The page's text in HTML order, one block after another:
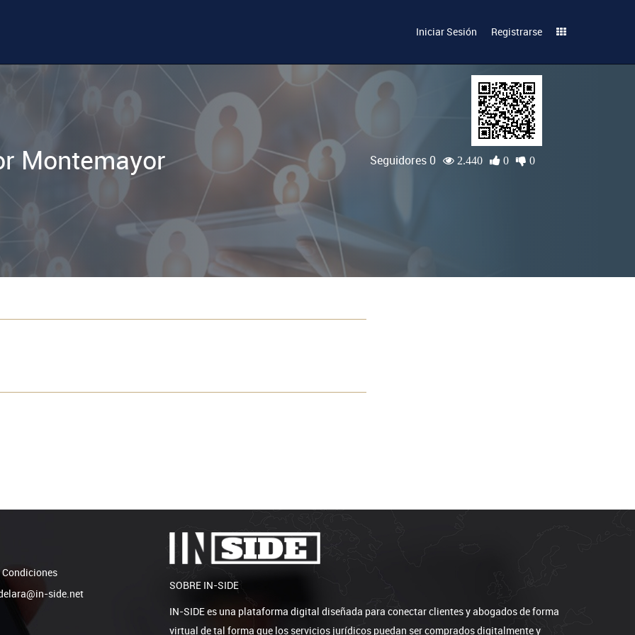
Iniciar Sesión Registrarse
Montemayor Seguidores 0 2.440 0 0
side.net
SOBRE IN-SIDE
IN-SIDE es una plataforma digital diseñada para conectar clientes y abogados de forma
virtual de tal forma que los servicios jurídicos puedan ser comprados digitalmente y